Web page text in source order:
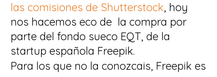
las comisiones de Shutterstock, hoy
nos hacemos eco de la compra por
parte del fondo sueco EQT, de la
startup española Freepik.
Para los que no la conozcais, Freepik es